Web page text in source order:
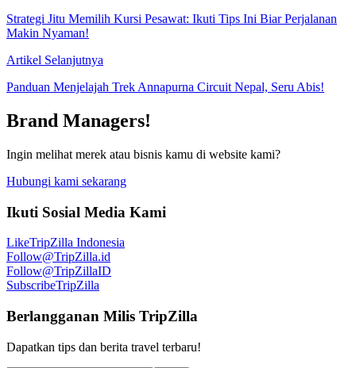
Strategi Jitu Memilih Kursi Pesawat: Ikuti Tips Ini Biar Perjalanan
Makin Nyaman!
Artikel Selanjutnya
Panduan Menjelajah Trek Annapurna Circuit Nepal, Seru Abis!
Brand Managers!
Ingin melihat merek atau bisnis kamu di website kami?
Hubungi kami sekarang
Ikuti Sosial Media Kami
LikeTripZilla Indonesia
Follow@TripZilla.id
Follow@TripZillaID
SubscribeTripZilla
Berlangganan Milis TripZilla
Dapatkan tips dan berita travel terbaru!